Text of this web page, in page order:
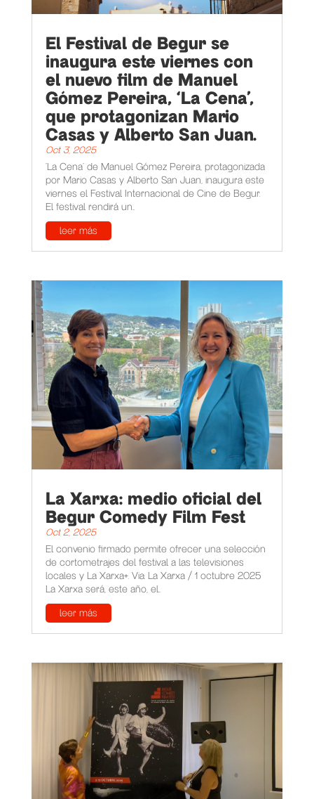
El Festival de Begur se
inaugura este viernes con
el nuevo film de Manuel
Gómez Pereira, ‘La Cena’,
que protagonizan Mario
Casas y Alberto San Juan.
Oct 3, 2025
'La Cena' de Manuel Gómez Pereira, protagonizada
por Mario Casas y Alberto San Juan, inaugura este
viernes el Festival Internacional de Cine de Begur.
El festival rendirá un...
leer más
La Xarxa: medio oficial del
Begur Comedy Film Fest
Oct 2, 2025
El convenio firmado permite ofrecer una selección
de cortometrajes del festival a las televisiones
locales y La Xarxa+. Via: La Xarxa / 1 octubre 2025
La Xarxa será, este año, el...
leer más